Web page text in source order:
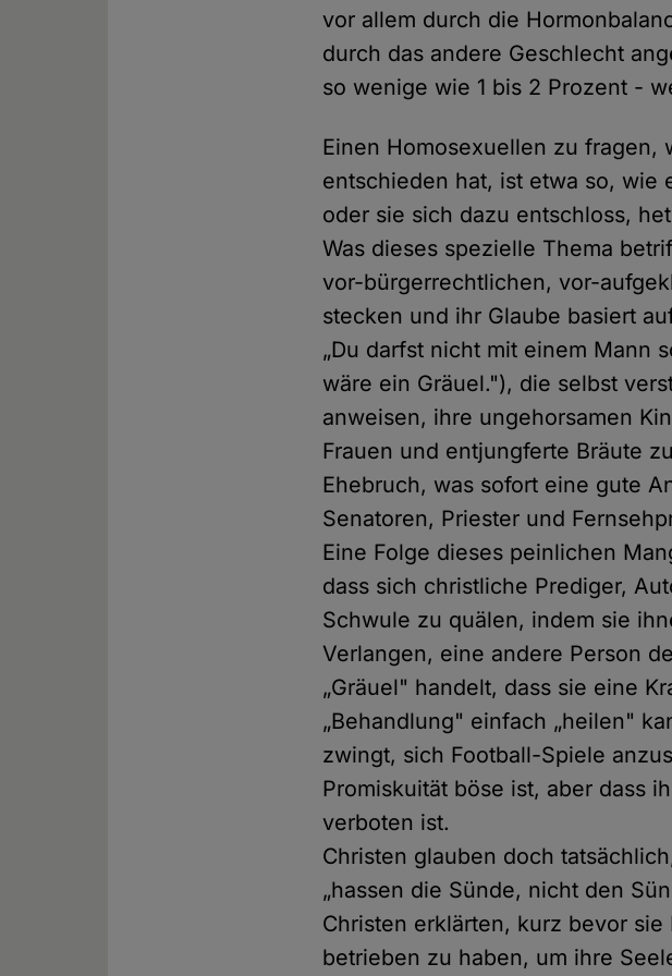
vor allem durch die
durch das andere Geschlecht
so wenige wie 1 bis 2 Prozent -
Einen Homosexuellen zu fragen,
entschieden hat, ist etwa so, wie
oder sie sich dazu entschloss,
Was dieses spezielle Thema
vor-bürgerrechtlichen, vor-
stecken und ihr Glaube basiert
„Du darfst nicht mit einem Mann
wäre ein Gräuel."), die selbst
anweisen, ihre ungehorsamen
Frauen und entjungferte Bräute
Ehebruch, was sofort eine gute
Senatoren, Priester und
Eine Folge dieses peinlichen
dass sich christliche Prediger,
Schwule zu quälen, indem sie
Verlangen, eine andere Person
„Gräuel" handelt, dass sie eine
„Behandlung" einfach „heilen"
zwingt, sich Football-Spiele
Promiskuität böse ist, aber dass
verboten ist.
Christen glauben doch
„hassen die Sünde, nicht den
Christen erklärten, kurz bevor
betrieben zu haben, um ihre